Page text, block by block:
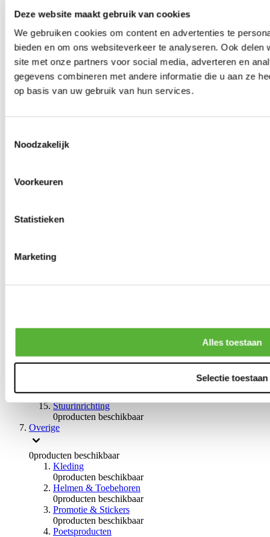
Deze website maakt gebruik van cookies
We gebruiken cookies om content en advertenties te
bieden en om ons websiteverkeer te analyseren. Ook
site met onze partners voor social media, adverteren en
gegevens combineren met andere informatie die u aan ze
op basis van uw gebruik van hun services.
Noodzakelijk
Voorkeuren
Statistieken
Marketing
Alles toestaan
Selectie toestaan
0producten beschikbaar
Spoorverbreders
0producten beschikbaar
Wielmoeren
0producten beschikbaar
Draadeinden
0 producten beschikbaar
0producten beschikbaar
0producten beschikbaar
0producten beschikbaar
Remmen overige
0producten beschikbaar
Stuurinrichting
0producten beschikbaar
Overige
0producten beschikbaar
Kleding
0producten beschikbaar
Helmen & Toebehoren
0producten beschikbaar
Promotie & Stickers
0producten beschikbaar
Poetsproducten